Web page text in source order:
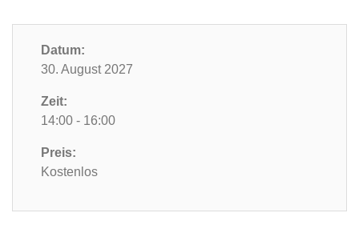
Datum:
30. August 2027
Zeit:
14:00 - 16:00
Preis:
Kostenlos